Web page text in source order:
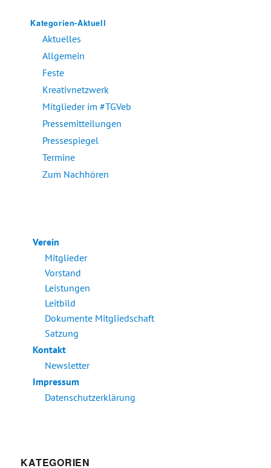
Kategorien-Aktuell
Aktuelles
Allgemein
Feste
Kreativnetzwerk
Mitglieder im #TGVeb
Pressemitteilungen
Pressespiegel
Termine
Zum Nachhören
Verein
Mitglieder
Vorstand
Leistungen
Leitbild
Dokumente Mitgliedschaft
Satzung
Kontakt
Newsletter
Impressum
Datenschutzerklärung
KATEGORIEN